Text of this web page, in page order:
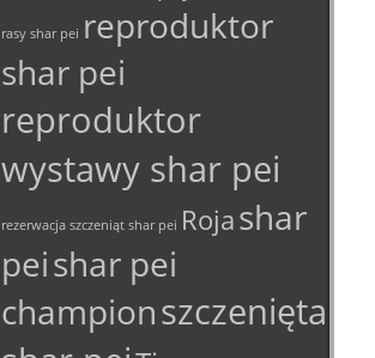
rasy shar pei reproduktor
shar pei
reproduktor
wystawy shar pei
rezerwacja szczeniąt shar pei Rojashar
peishar pei
championszczenięta